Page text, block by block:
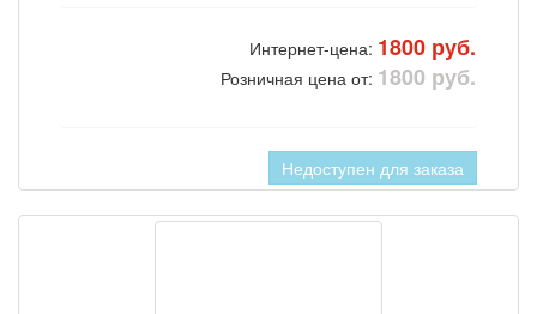
Интернет-цена: 1800 руб.
Розничная цена от: 1800 руб.
Недоступен для заказа